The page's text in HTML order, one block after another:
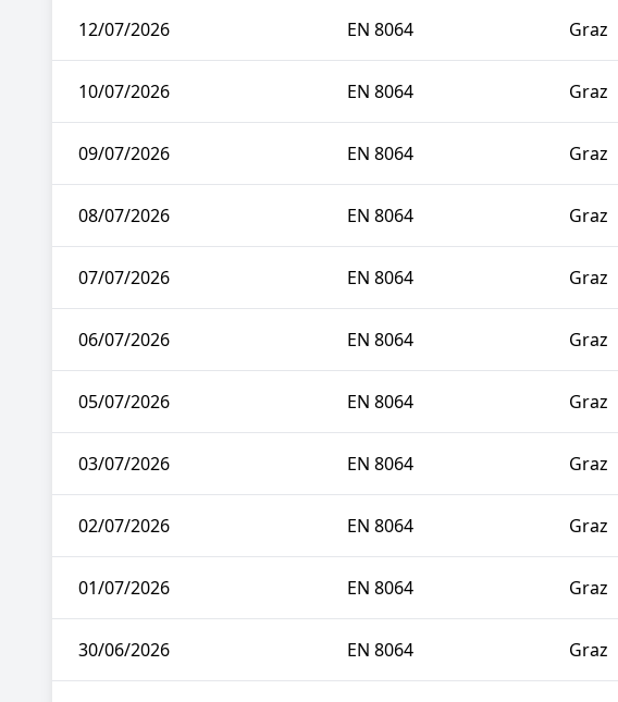
12/07/2026 EN 8064 Graz
10/07/2026 EN 8064 Graz
09/07/2026 EN 8064 Graz
08/07/2026 EN 8064 Graz
07/07/2026 EN 8064 Graz
06/07/2026 EN 8064 Graz
05/07/2026 EN 8064 Graz
03/07/2026 EN 8064 Graz
02/07/2026 EN 8064 Graz
01/07/2026 EN 8064 Graz
30/06/2026 EN 8064 Graz